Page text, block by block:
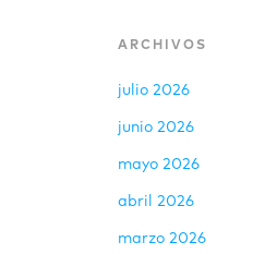
ARCHIVOS
julio 2026
junio 2026
mayo 2026
abril 2026
marzo 2026